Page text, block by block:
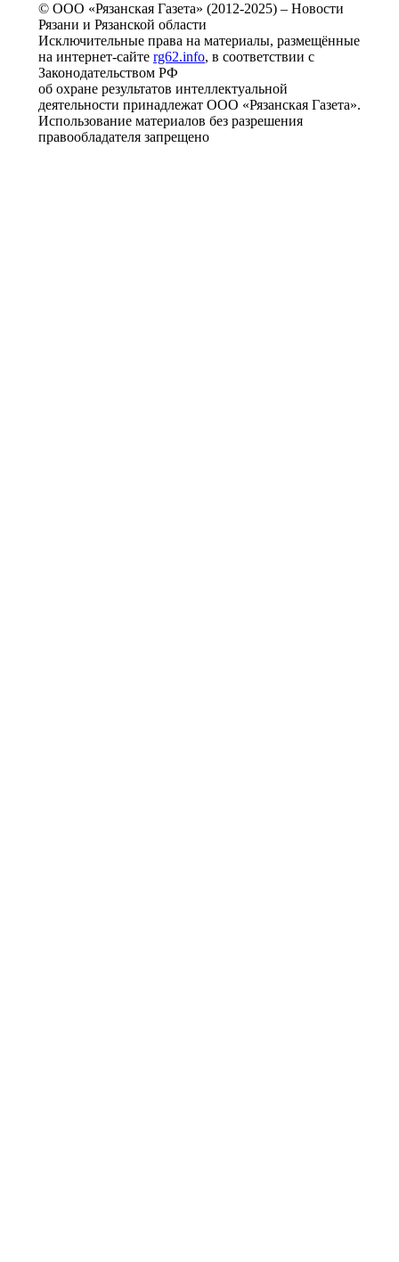
© ООО «Рязанская Газета» (2012-2025) – Новости
Рязани и Рязанской области
Исключительные права на материалы, размещённые
на интернет-сайте rg62.info, в соответствии с
Законодательством РФ
об охране результатов интеллектуальной
деятельности принадлежат ООО «Рязанская Газета».
Использование материалов без разрешения
правообладателя запрещено